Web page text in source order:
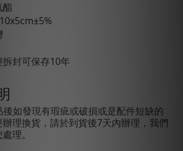
酯
封可保存10年
後如發現有瑕疵或破損或是配件短缺的
辦理換貨，請於到貨後7天內辦理，我們
理。